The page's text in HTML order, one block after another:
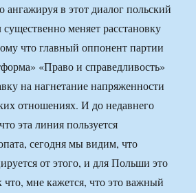
ангажируя в этот диалог польский
меняет расстановку
что главный оппонент партии
«Право и справедливость»
на нагнетание напряженности
отношениях. И до недавнего
эта линия пользуется
сегодня мы видим, что
от этого, и для Польши это
что, мне кажется, что это важный